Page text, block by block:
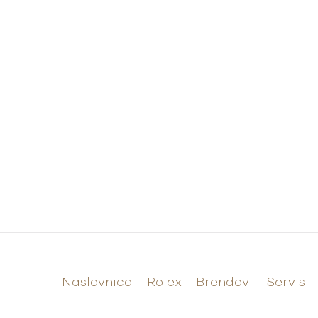
Naslovnica Rolex Brendovi Servis